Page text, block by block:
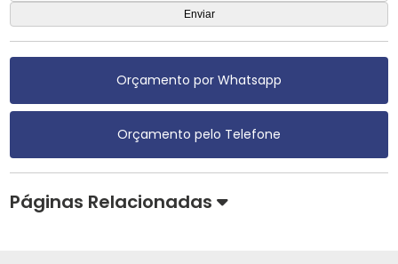
Orçamento por Whatsapp
Orçamento pelo Telefone
Páginas Relacionadas